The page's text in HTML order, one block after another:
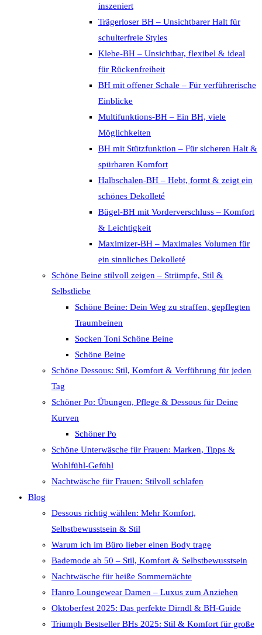
inszeniert
Trägerloser BH – Unsichtbarer Halt für
schulterfreie Styles
Klebe-BH – Unsichtbar, flexibel & ideal
für Rückenfreiheit
BH mit offener Schale – Für verführerische
Einblicke
Multifunktions-BH – Ein BH, viele
Möglichkeiten
BH mit Stützfunktion – Für sicheren Halt &
spürbaren Komfort
Halbschalen-BH – Hebt, formt & zeigt ein
schönes Dekolleté
Bügel-BH mit Vorderverschluss – Komfort
& Leichtigkeit
Maximizer-BH – Maximales Volumen für
ein sinnliches Dekolleté
Schöne Beine stilvoll zeigen – Strümpfe, Stil &
Selbstliebe
Schöne Beine: Dein Weg zu straffen, gepflegten
Traumbeinen
Socken Toni Schöne Beine
Schöne Beine
Schöne Dessous: Stil, Komfort & Verführung für jeden
Tag
Schöner Po: Übungen, Pflege & Dessous für Deine
Kurven
Schöner Po
Schöne Unterwäsche für Frauen: Marken, Tipps &
Wohlfühl-Gefühl
Nachtwäsche für Frauen: Stilvoll schlafen
Blog
Dessous richtig wählen: Mehr Komfort,
Selbstbewusstsein & Stil
Warum ich im Büro lieber einen Body trage
Bademode ab 50 – Stil, Komfort & Selbstbewusstsein
Nachtwäsche für heiße Sommernächte
Hanro Loungewear Damen – Luxus zum Anziehen
Oktoberfest 2025: Das perfekte Dirndl & BH-Guide
Triumph Bestseller BHs 2025: Stil & Komfort für große